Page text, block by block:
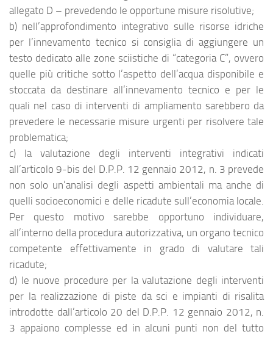
allegato D – prevedendo le opportune misure risolutive;
b) nell’approfondimento integrativo sulle risorse idriche
per l’innevamento tecnico si consiglia di aggiungere un
testo dedicato alle zone sciistiche di “categoria C”, ovvero
quelle più critiche sotto l’aspetto dell’acqua disponibile e
stoccata da destinare all’innevamento tecnico e per le
quali nel caso di interventi di ampliamento sarebbero da
prevedere le necessarie misure urgenti per risolvere tale
problematica;
c) la valutazione degli interventi integrativi indicati
all’articolo 9-bis del D.P.P. 12 gennaio 2012, n. 3 prevede
non solo un’analisi degli aspetti ambientali ma anche di
quelli socioeconomici e delle ricadute sull’economia locale.
Per questo motivo sarebbe opportuno individuare,
all’interno della procedura autorizzativa, un organo tecnico
competente effettivamente in grado di valutare tali
ricadute;
d) le nuove procedure per la valutazione degli interventi
per la realizzazione di piste da sci e impianti di risalita
introdotte dall’articolo 20 del D.P.P. 12 gennaio 2012, n.
3 appaiono complesse ed in alcuni punti non del tutto